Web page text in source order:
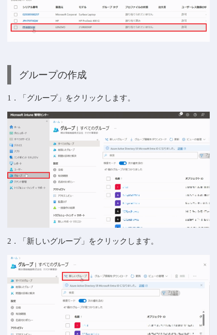
グループの作成
1．「グループ」をクリックします。
2．「新しいグループ」をクリックします。